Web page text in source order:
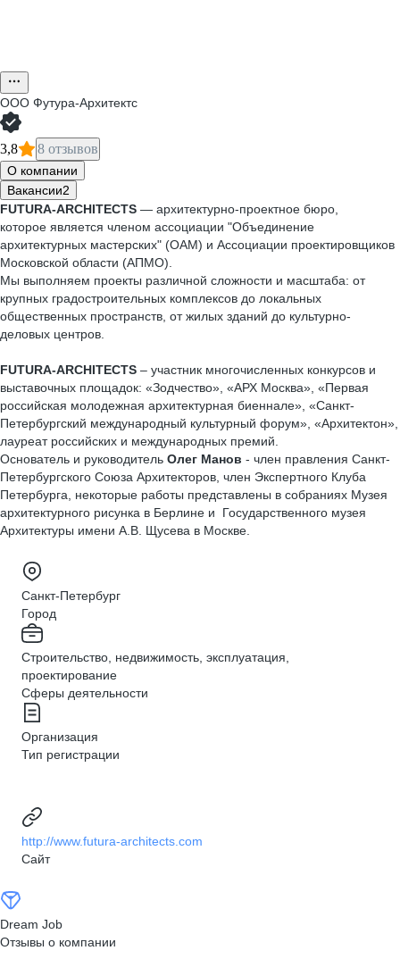
ООО Футура-Архитектс
3,8 8 отзывов
О компании
Вакансии2
FUTURA-ARCHITECTS — архитектурно-проектное бюро,
которое является членом ассоциации "Объединение
архитектурных мастерских" (ОАМ) и Ассоциации проектировщиков
Московской области (АПМО).
Мы выполняем проекты различной сложности и масштаба: от
крупных градостроительных комплексов до локальных
общественных пространств, от жилых зданий до культурно-
деловых центров.
FUTURA-ARCHITECTS – участник многочисленных конкурсов и
выставочных площадок: «Зодчество», «АРХ Москва», «Первая
российская молодежная архитектурная биеннале», «Санкт-
Петербургский международный культурный форум», «Архитектон»,
лауреат российских и международных премий.
Основатель и руководитель Олег Манов - член правления Санкт-
Петербургского Союза Архитекторов, член Экспертного Клуба
Петербурга, некоторые работы представлены в собраниях Музея
архитектурного рисунка в Берлине и Государственного музея
Архитектуры имени А.В. Щусева в Москве.
Санкт-Петербург
Город
Строительство, недвижимость, эксплуатация,
проектирование
Сферы деятельности
Организация
Тип регистрации
http://www.futura-architects.com
Сайт
Dream Job
Отзывы о компании